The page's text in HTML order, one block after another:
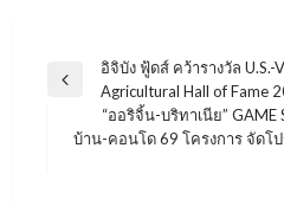
แนะแนว
Previous
อิจิบัง ฟู้ดส์ คว้ารางวัล U.S.-
Agricultural Hall of Fame
Next
“ออริจิ้น-บริทาเนีย” GAME
บ้าน-คอนโด 69 โครงการ จัดโ